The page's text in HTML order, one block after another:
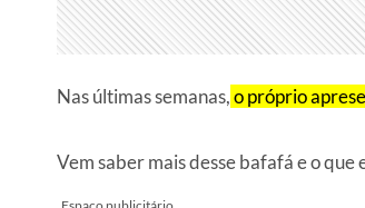
Nas últimas semanas,o próprio
Vem saber mais desse bafafá e o